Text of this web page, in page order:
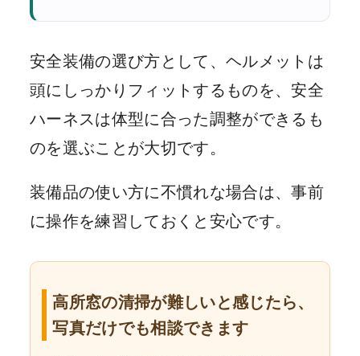
安全装備の選び方として、ヘルメットは
頭にしっかりフィットするものを、安全
ハーネスは体型に合った調整ができるも
のを選ぶことが大切です。
装備品の使い方に不慣れな場合は、事前
に操作を練習しておくと安心です。
高所窓の清掃が難しいと感じたら、
写真だけでも相談できます